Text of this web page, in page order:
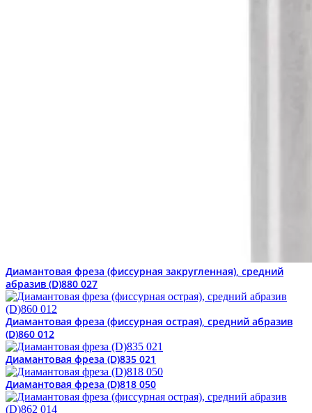
Диамантовая фреза (фиссурная закругленная), средний
абразив (D)880 027
Диамантовая фреза (фиссурная острая), средний абразив
(D)860 012
Диамантовая фреза (D)835 021
Диамантовая фреза (D)818 050